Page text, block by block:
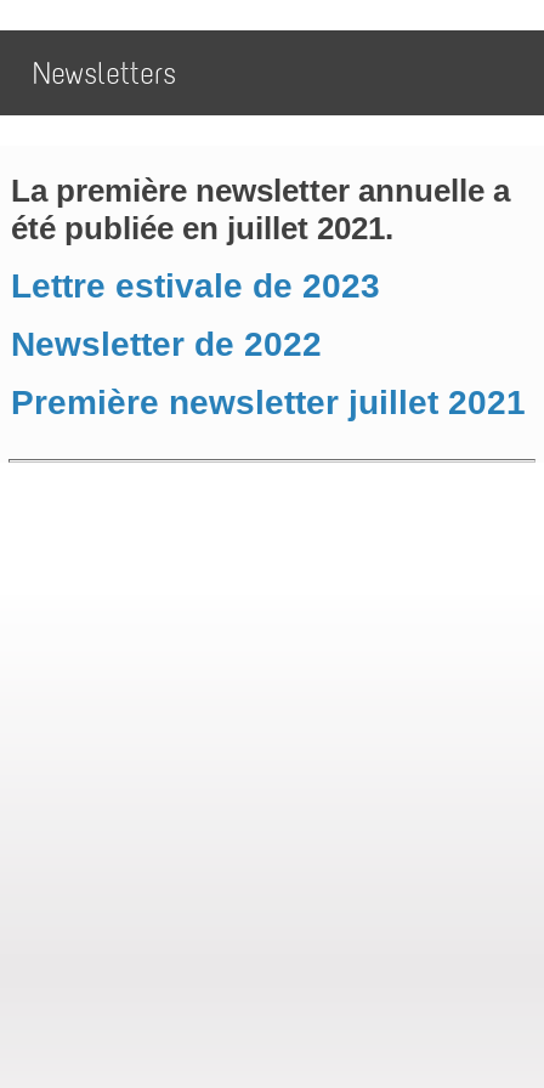
Newsletters
La première newsletter annuelle a
été publiée en juillet 2021.
Lettre estivale de 2023
Newsletter de 2022
Première newsletter juillet 2021